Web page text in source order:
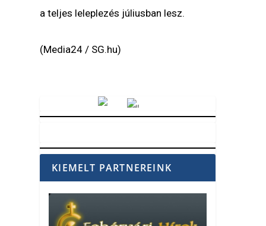
a teljes leleplezés júliusban lesz.
(Media24 / SG.hu)
KIEMELT PARTNEREINK